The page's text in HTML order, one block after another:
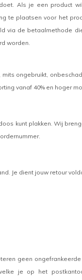
Als je een product
te plaatsen voor het
via de betaalmethode
worden.
ongebruikt,
vanaf 40% en hoger
kunt plakken. Wij
Je dient jouw retour
geen
je op het